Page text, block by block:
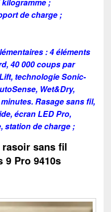
de charge ;
: 4 éléments
40 000 coups par
technologie Sonic-
Wet&Dry,
Rasage sans fil,
écran LED Pro,
station de charge ;
sans fil
9 Pro 9410s